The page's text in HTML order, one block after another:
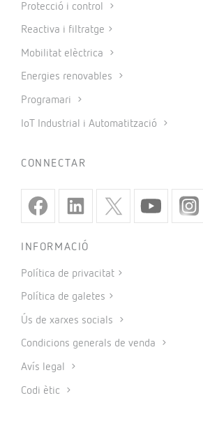
Protecció i control
Reactiva i filtratge
Mobilitat elèctrica
Energies renovables
Programari
IoT Industrial i Automatització
CONNECTAR
INFORMACIÓ
Política de privacitat
Política de galetes
Ús de xarxes socials
Condicions generals de venda
Avís legal
Codi ètic